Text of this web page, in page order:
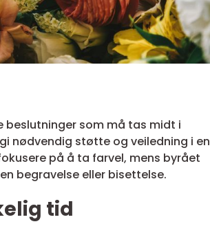
som må tas midt i
nødvendig støtte og veiledning i en
på å ta farvel, mens byrået
begravelse eller bisettelse.
tid